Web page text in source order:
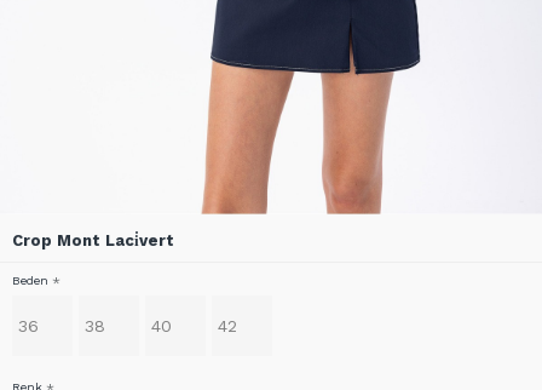
Crop Mont Laci̇vert
Beden
36 38 40 42
Renk